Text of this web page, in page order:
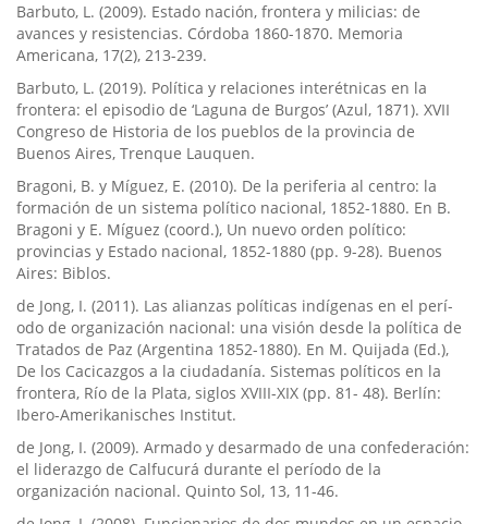
Barbuto, L. (2009). Estado nación, frontera y milicias: de
avances y resistencias. Córdoba 1860-1870. Memoria
Americana, 17(2), 213-239.
Barbuto, L. (2019). Polí­tica y relaciones interétnicas en la
frontera: el episodio de ‘Laguna de Burgos’ (Azul, 1871). XVII
Congreso de Historia de los pueblos de la provincia de
Buenos Aires, Trenque Lauquen.
Bragoni, B. y Mí­guez, E. (2010). De la periferia al centro: la
formación de un sistema polí­tico nacional, 1852-1880. En B.
Bragoni y E. Mí­guez (coord.), Un nuevo orden polí­tico:
provincias y Estado nacional, 1852-1880 (pp. 9-28). Buenos
Aires: Biblos.
de Jong, I. (2011). Las alianzas polí­ticas indí­genas en el perí­
odo de organización nacional: una visión desde la polí­tica de
Tratados de Paz (Argentina 1852-1880). En M. Quijada (Ed.),
De los Cacicazgos a la ciudadaní­a. Sistemas polí­ticos en la
frontera, Rí­o de la Plata, siglos XVIII-XIX (pp. 81- 48). Berlí­n:
Ibero-Amerikanisches Institut.
de Jong, I. (2009). Armado y desarmado de una confederación:
el liderazgo de Calfucurá durante el perí­odo de la
organización nacional. Quinto Sol, 13, 11-46.